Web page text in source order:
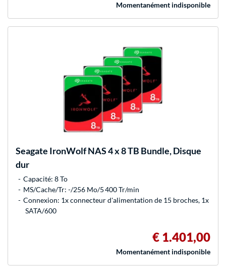
Momentanément indisponible
Seagate IronWolf NAS 4 x 8 TB Bundle, Disque
dur
Capacité: 8 To
MS/Cache/Tr: -/256 Mo/5 400 Tr/min
Connexion: 1x connecteur d'alimentation de 15 broches, 1x
SATA/600
€ 1.401,00
Momentanément indisponible